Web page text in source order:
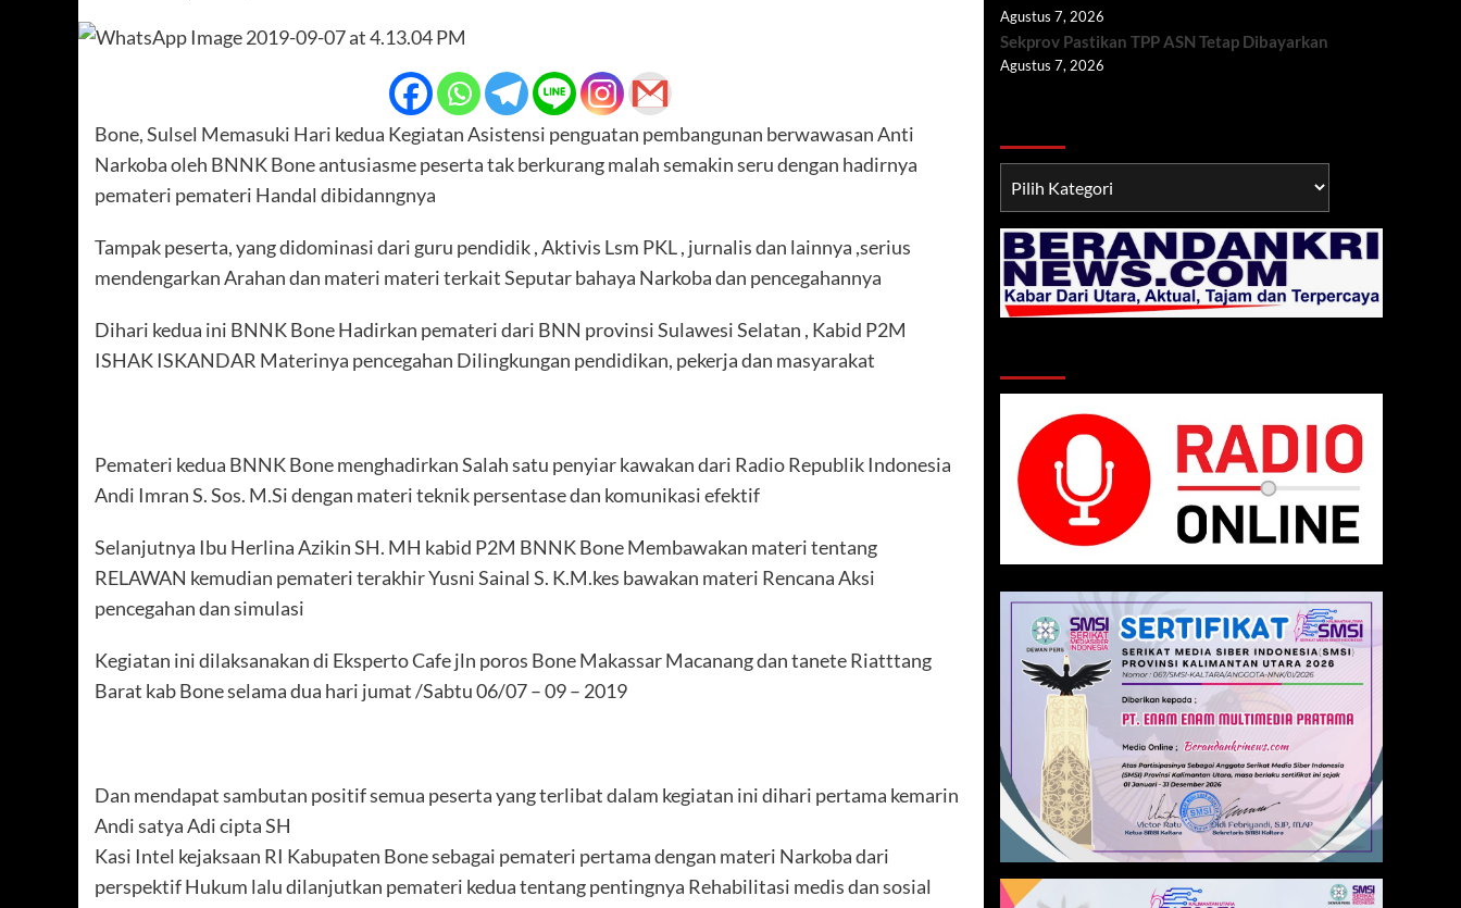
Bone, Sulsel Memasuki Hari kedua Kegiatan Asistensi penguatan pembangunan berwawasan Anti
Narkoba oleh BNNK Bone antusiasme peserta tak berkurang malah semakin seru dengan hadirnya
pemateri pemateri Handal dibidanngnya
Tampak peserta, yang didominasi dari guru pendidik , Aktivis Lsm PKL , jurnalis dan lainnya ,serius
mendengarkan Arahan dan materi materi terkait Seputar bahaya Narkoba dan pencegahannya
Dihari kedua ini BNNK Bone Hadirkan pemateri dari BNN provinsi Sulawesi Selatan , Kabid P2M
ISHAK ISKANDAR Materinya pencegahan Dilingkungan pendidikan, pekerja dan masyarakat
Pemateri kedua BNNK Bone menghadirkan Salah satu penyiar kawakan dari Radio Republik Indonesia
Andi Imran S. Sos. M.Si dengan materi teknik persentase dan komunikasi efektif
Selanjutnya Ibu Herlina Azikin SH. MH kabid P2M BNNK Bone Membawakan materi tentang
RELAWAN kemudian pemateri terakhir Yusni Sainal S. K.M.kes bawakan materi Rencana Aksi
pencegahan dan simulasi
Kegiatan ini dilaksanakan di Eksperto Cafe jln poros Bone Makassar Macanang dan tanete Riatttang
Barat kab Bone selama dua hari jumat /Sabtu 06/07 – 09 – 2019
Dan mendapat sambutan positif semua peserta yang terlibat dalam kegiatan ini dihari pertama kemarin
Andi satya Adi cipta SH
Kasi Intel kejaksaan RI Kabupaten Bone sebagai pemateri pertama dengan materi Narkoba dari
perspektif Hukum lalu dilanjutkan pemateri kedua tentang pentingnya Rehabilitasi medis dan sosial
Agustus 7, 2026
Sekprov Pastikan TPP ASN Tetap Dibayarkan
Agustus 7, 2026
TNI/POLRI